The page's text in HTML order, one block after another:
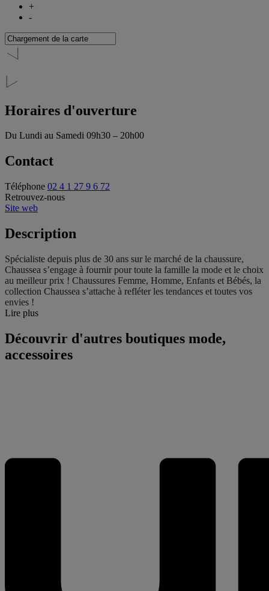
+
-
Horaires d'ouverture
Du Lundi au Samedi 09h30 – 20h00
Contact
Téléphone 02 4 1 27 9 6 72
Retrouvez-nous
Site web
Description
Spécialiste depuis plus de 30 ans sur le marché de la chaussure,
Chaussea s’engage à fournir pour toute la famille la mode et le choix
au meilleur prix ! Chaussures Femme, Homme, Enfants et Bébés, la
collection Chaussea s’attache à refléter les tendances et toutes vos
envies !
Lire plus
Découvrir d'autres boutiques mode,
accessoires